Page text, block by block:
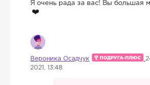
Я очень рада за вас! Вы большая
Вероника Осадчук
2021, 13:48